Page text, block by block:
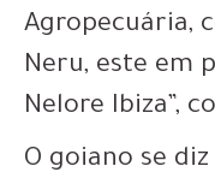
Agropecuária,
Neru, este em
Nelore Ibiza”,
O goiano se